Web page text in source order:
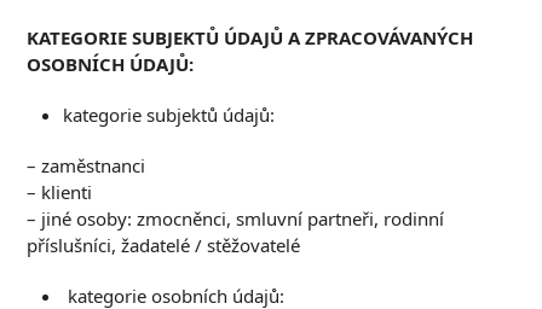
KATEGORIE SUBJEKTŮ ÚDAJŮ A ZPRACOVÁVANÝCH
OSOBNÍCH ÚDAJŮ:
kategorie subjektů údajů:
– zaměstnanci
– klienti
– jiné osoby: zmocněnci, smluvní partneři, rodinní
příslušníci, žadatelé / stěžovatelé
kategorie osobních údajů: